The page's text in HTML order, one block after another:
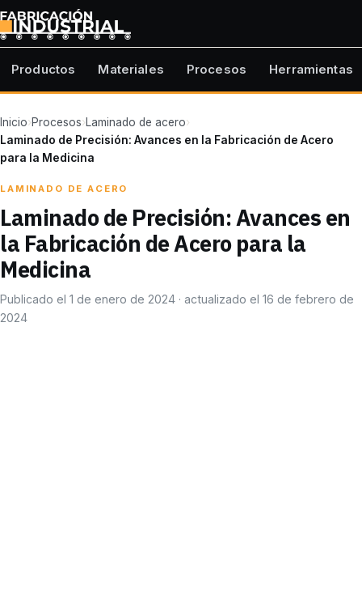
Productos Materiales Procesos Herramientas
Inicio›Procesos›Laminado de acero›
Laminado de Precisión: Avances en la Fabricación de Acero
para la Medicina
LAMINADO DE ACERO
Laminado de Precisión: Avances en
la Fabricación de Acero para la
Medicina
Publicado el 1 de enero de 2024 · actualizado el 16 de febrero de
2024